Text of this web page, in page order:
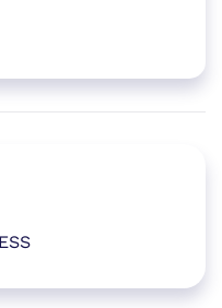
in una nuova
in una nuova